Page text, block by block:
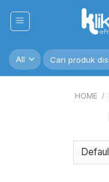
Search
for:
HOME /